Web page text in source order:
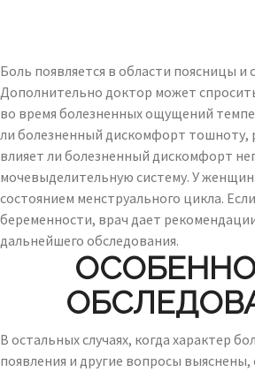
Боль появляется в области поясницы и
Дополнительно доктор может
во время болезненных ощущений
ли болезненный дискомфорт тошноту,
влияет ли болезненный дискомфорт
мочевыделительную систему. У женщин
состоянием менструального цикла.
беременности, врач дает
дальнейшего обследования.
В остальных случаях, когда характер
появления и другие вопросы выяснены,